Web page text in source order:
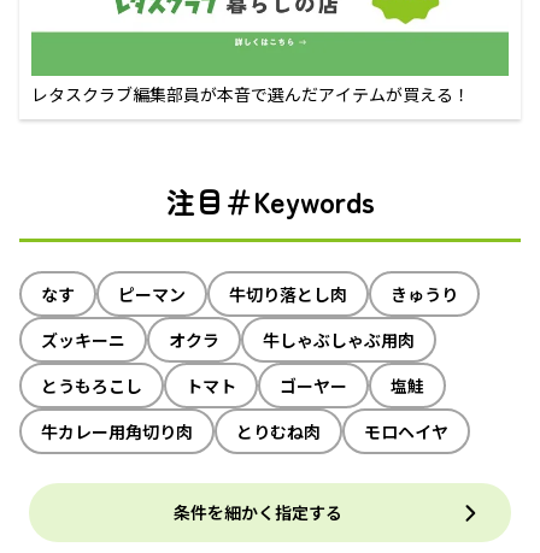
レタスクラブ編集部員が本音で選んだアイテムが買える！
注目＃Keywords
なす ピーマン 牛切り落とし肉
きゅうり
ズッキーニ
オクラ
牛しゃぶしゃぶ用肉
とうもろこし
トマト ゴーヤー
塩鮭
牛カレー用角切り肉
とりむね肉 モロヘイヤ
条件を細かく指定する